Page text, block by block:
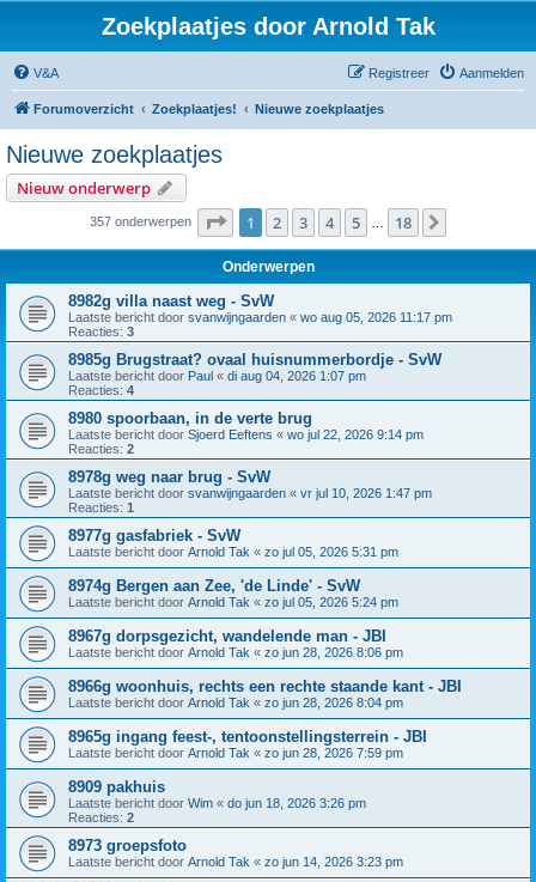
Zoekplaatjes door Arnold Tak
V&A Aanmelden
Registreer
Forumoverzicht Zoekplaatjes! Nieuwe zoekplaatjes
Nieuwe zoekplaatjes
Nieuw onderwerp
357 onderwerpen Pagina van 18
1 2 3 4 5 18
Onderwerpen
8982g villa naast weg - SvW
Laatste bericht door svanwijngaarden « wo aug 05, 2026 11:17 pm
Reacties: 3
8985g Brugstraat? ovaal huisnummerbordje - SvW
Laatste bericht door Paul « di aug 04, 2026 1:07 pm
Reacties: 4
8980 spoorbaan, in de verte brug
Laatste bericht door Sjoerd Eeftens « wo jul 22, 2026 9:14 pm
Reacties: 2
8978g weg naar brug - SvW
Laatste bericht door svanwijngaarden « vr jul 10, 2026 1:47 pm
Reacties: 1
8977g gasfabriek - SvW
Laatste bericht door Arnold Tak « zo jul 05, 2026 5:31 pm
8974g Bergen aan Zee, 'de Linde' - SvW
Laatste bericht door Arnold Tak « zo jul 05, 2026 5:24 pm
8967g dorpsgezicht, wandelende man - JBI
Laatste bericht door Arnold Tak « zo jun 28, 2026 8:06 pm
8966g woonhuis, rechts een rechte staande kant - JBI
Laatste bericht door Arnold Tak « zo jun 28, 2026 8:04 pm
8965g ingang feest-, tentoonstellingsterrein - JBI
Laatste bericht door Arnold Tak « zo jun 28, 2026 7:59 pm
8909 pakhuis
Laatste bericht door Wim « do jun 18, 2026 3:26 pm
Reacties: 2
8973 groepsfoto
Laatste bericht door Arnold Tak « zo jun 14, 2026 3:23 pm